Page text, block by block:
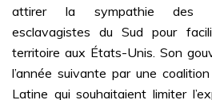
attirer la sympathie des
esclavagistes du Sud pour
territoire aux États-Unis. Son
l’année suivante par une
Latine qui souhaitaient limiter